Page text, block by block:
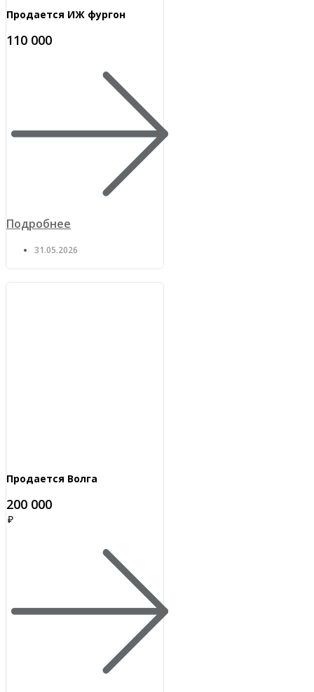
Продается ИЖ фургон
110 000
Подробнее
31.05.2026
Продается Волга
200 000
₽